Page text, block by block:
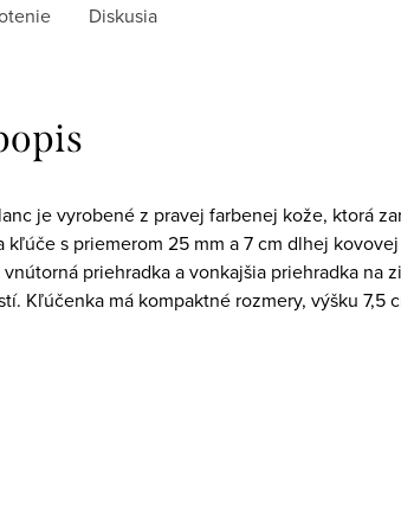
Diskusia
je vyrobené z pravej farbenej kože, ktorá
kľúče s priemerom 25 mm a 7 cm dlhej
priehradka a vonkajšia priehradka na
Kľúčenka má kompaktné rozmery, výšku 7,5